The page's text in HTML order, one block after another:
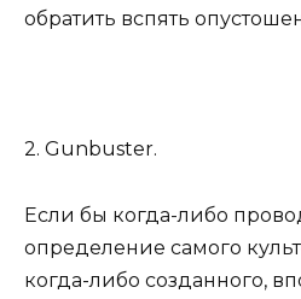
обратить вспять
2. Gunbuster.
Если бы когда-либо
определение самого
когда-либо созданного,